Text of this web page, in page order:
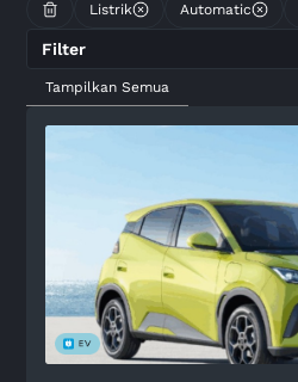
Listrik Automatic
Filter
Tampilkan Semua